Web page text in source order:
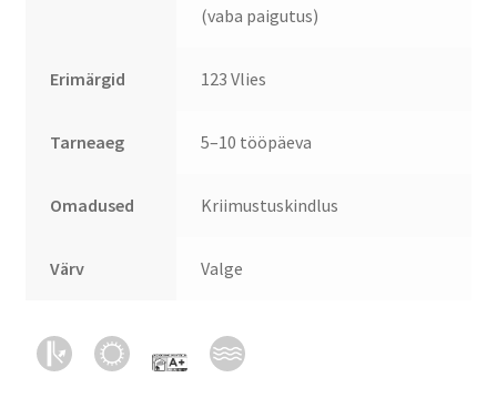
(vaba paigutus)
Erimärgid 123 Vlies
Tarneaeg 5–10 tööpäeva
Omadused Kriimustuskindlus
Värv Valge